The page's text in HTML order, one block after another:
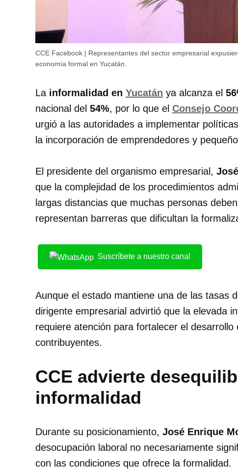
CCE Facebook | Representantes del sector empresarial
economía formal en Yucatán.
La informalidad en Yucatán ya alcanza el
nacional del 54%, por lo que el Consejo
urgió a las autoridades a implementar
la incorporación de emprendedores y
El presidente del organismo empresarial,
que la complejidad de los procedimientos
largas distancias que muchas personas
representan barreras que dificultan la
Suscríbete a nuestro canal
Aunque el estado mantiene una de las tasas
dirigente empresarial advirtió que la elevada
requiere atención para fortalecer el
contribuyentes.
CCE advierte
informalidad
Durante su posicionamiento, José Enrique
desocupación laboral no necesariamente
con las condiciones que ofrece la formalidad.